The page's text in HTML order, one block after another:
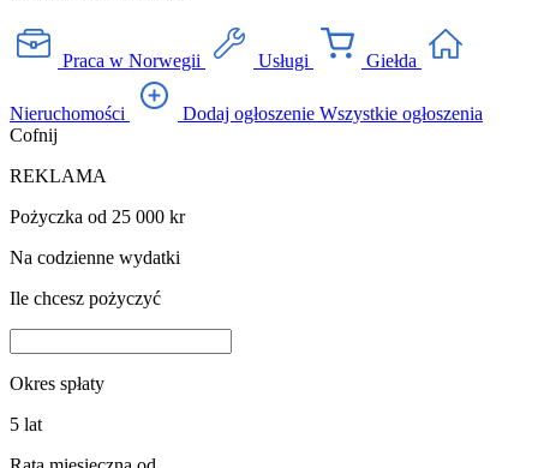
Praca w Norwegii Usługi Giełda
Nieruchomości Dodaj ogłoszenie Wszystkie ogłoszenia
Cofnij
REKLAMA
Pożyczka od 25 000 kr
Na codzienne wydatki
Ile chcesz pożyczyć
Okres spłaty
5 lat